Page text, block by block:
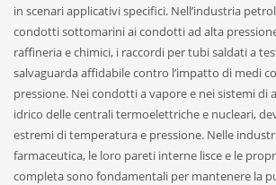
in scenari applicativi specifici. Nell’industria
condotti sottomarini ai condotti ad alta
raffineria e chimici, i raccordi per tubi saldati a
salvaguarda affidabile contro l’impatto di medi
pressione. Nei condotti a vapore e nei sistemi di
idrico delle centrali termoelettriche e nucleari,
estremi di temperatura e pressione. Nelle
farmaceutica, le loro pareti interne lisce e le
completa sono fondamentali per mantenere la